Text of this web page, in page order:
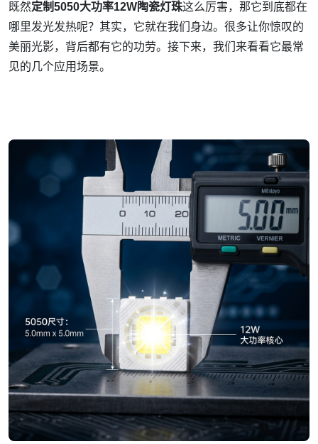
既然定制5050大功率12W陶瓷灯珠这么厉害，那它到底都在
哪里发光发热呢？其实，它就在我们身边。很多让你惊叹的
美丽光影，背后都有它的功劳。接下来，我们来看看它最常
见的几个应用场景。